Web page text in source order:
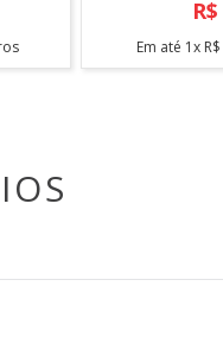
R$
Em até 1x R$